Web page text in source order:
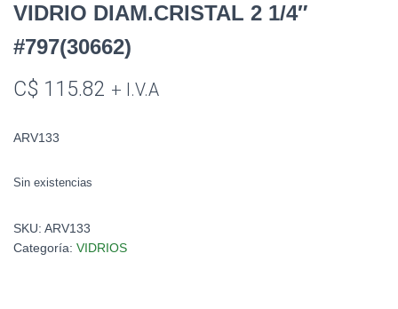
VIDRIO DIAM.CRISTAL 2 1/4″
#797(30662)
C$ 115.82 + I.V.A
ARV133
Sin existencias
SKU: ARV133
Categoría: VIDRIOS